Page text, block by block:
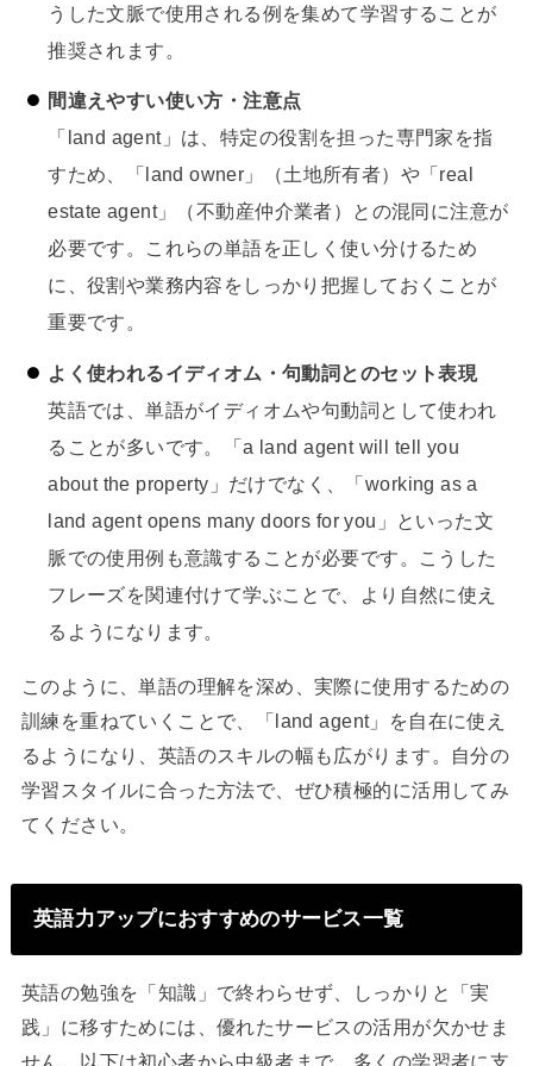
うした文脈で使用される例を集めて学習することが
推奨されます。
間違えやすい使い方・注意点
「land agent」は、特定の役割を担った専門家を指
すため、「land owner」（土地所有者）や「real
estate agent」（不動産仲介業者）との混同に注意が
必要です。これらの単語を正しく使い分けるため
に、役割や業務内容をしっかり把握しておくことが
重要です。
よく使われるイディオム・句動詞とのセット表現
英語では、単語がイディオムや句動詞として使われ
ることが多いです。「a land agent will tell you
about the property」だけでなく、「working as a
land agent opens many doors for you」といった文
脈での使用例も意識することが必要です。こうした
フレーズを関連付けて学ぶことで、より自然に使え
るようになります。
このように、単語の理解を深め、実際に使用するための
訓練を重ねていくことで、「land agent」を自在に使え
るようになり、英語のスキルの幅も広がります。自分の
学習スタイルに合った方法で、ぜひ積極的に活用してみ
てください。
英語力アップにおすすめのサービス一覧
英語の勉強を「知識」で終わらせず、しっかりと「実
践」に移すためには、優れたサービスの活用が欠かせま
せん。以下は初心者から中級者まで、多くの学習者に支